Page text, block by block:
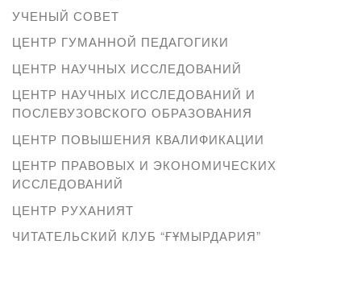
УЧЕНЫЙ СОВЕТ
ЦЕНТР ГУМАННОЙ ПЕДАГОГИКИ
ЦЕНТР НАУЧНЫХ ИССЛЕДОВАНИЙ
ЦЕНТР НАУЧНЫХ ИССЛЕДОВАНИЙ И
ПОСЛЕВУЗОВСКОГО ОБРАЗОВАНИЯ
ЦЕНТР ПОВЫШЕНИЯ КВАЛИФИКАЦИИ
ЦЕНТР ПРАВОВЫХ И ЭКОНОМИЧЕСКИХ
ИССЛЕДОВАНИЙ
ЦЕНТР РУХАНИЯТ
ЧИТАТЕЛЬСКИЙ КЛУБ “ҒҰМЫРДАРИЯ”